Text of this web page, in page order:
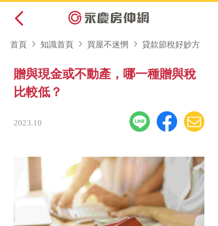
首頁 知識首頁 買屋不迷惘 貸款節稅好妙方
贈與現金或不動產，哪一種贈與稅
比較低？
2023.10